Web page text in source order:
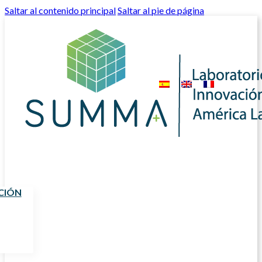
Saltar al contenido principalSaltar al pie de página